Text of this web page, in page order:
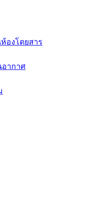
องโดยสาร
อากาศ